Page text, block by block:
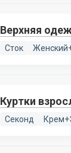
Верхняя
Сток
Куртки
Секонд